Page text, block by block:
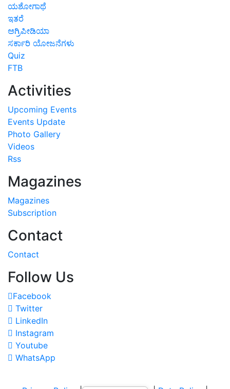
ಯಶೋಗಾಥೆ
ಇತರೆ
ಅಗ್ರಿಪೀಡಿಯಾ
ಸರ್ಕಾರಿ ಯೋಜನೆಗಳು
Quiz
FTB
Activities
Upcoming Events
Events Update
Photo Gallery
Videos
Rss
Magazines
Magazines
Subscription
Contact
Contact
Follow Us
Facebook
Twitter
LinkedIn
Instagram
Youtube
WhatsApp